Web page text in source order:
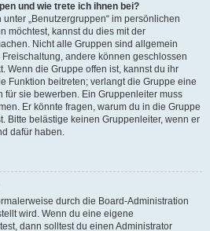
und wie trete ich ihnen bei?
„Benutzergruppen“ im persönlichen
möchtest, kannst du dies mit der
Nicht alle Gruppen sind allgemein
andere können geschlossen
Wenn die Gruppe offen ist, kannst du ihr
Funktion beitreten; verlangt die Gruppe eine
für sie bewerben. Ein Gruppenleiter muss
Er könnte fragen, warum du in die Gruppe
Bitte belästige keinen Gruppenleiter, wenn er
dafür haben.
durch die Board-Administration
wird. Wenn du eine eigene
dann solltest du einen Administrator